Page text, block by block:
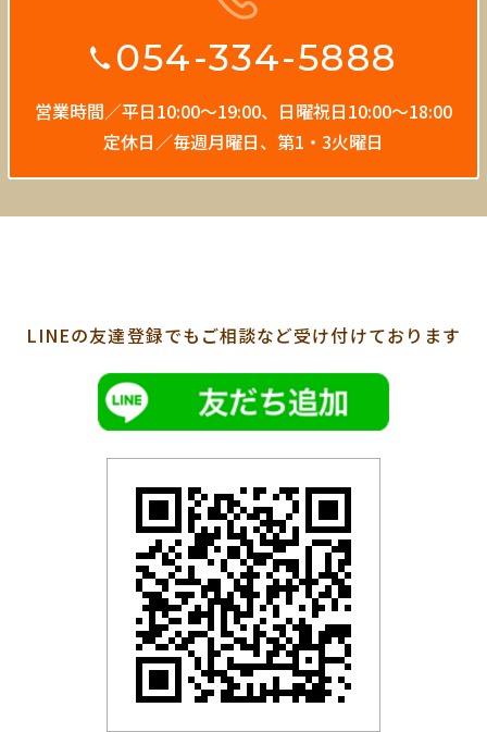
054-334-5888
営業時間／平日10:00〜19:00、 日曜祝日10:00〜18:00
定休日／毎週月曜日、第1・3火曜日
LINEの友達登録でも ご相談など受け付けております